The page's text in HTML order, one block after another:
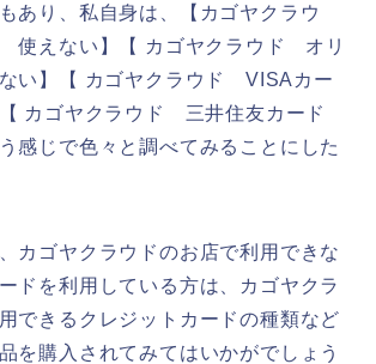
あり、私自身は、【カゴヤクラウ
えない】【 カゴヤクラウド オリ
い】【 カゴヤクラウド VISAカー
カゴヤクラウド 三井住友カード
感じで色々と調べてみることにした
カゴヤクラウドのお店で利用できな
ドを利用している方は、カゴヤクラ
できるクレジットカードの種類など
を購入されてみてはいかがでしょう